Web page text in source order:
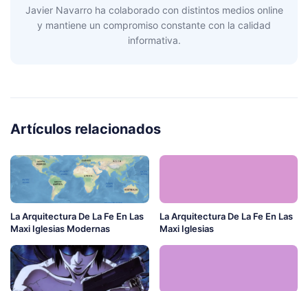
Javier Navarro ha colaborado con distintos medios online
y mantiene un compromiso constante con la calidad
informativa.
Artículos relacionados
La Arquitectura De La Fe En Las
Maxi Iglesias Modernas
La Arquitectura De La Fe En Las
Maxi Iglesias